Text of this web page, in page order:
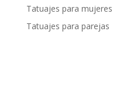
Tatuajes para mujeres
Tatuajes para parejas